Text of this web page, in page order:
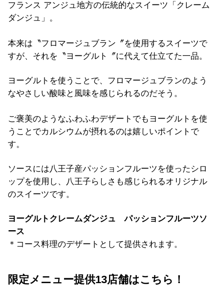
フランス アンジュ地方の伝統的なスイーツ「クレーム
ダンジュ」。
本来は〝フロマージュブラン〞を使用するスイーツで
すが、それを〝ヨーグルト〞に代えて仕立てた一品。
ヨーグルトを使うことで、フロマージュブランのよう
なやさしい酸味と風味を感じられるのだそう。
ご褒美のようなふわふわデザートでもヨーグルトを使
うことでカルシウムが摂れるのは嬉しいポイントで
す。
ソースには八王子産パッションフルーツを使ったシロ
ップを使用し、八王子らしさも感じられるオリジナル
のスイーツです。
ヨーグルトクレームダンジュ パッションフルーツソ
ース
＊コース料理のデザートとして提供されます。
限定メニュー提供13店舗はこちら！